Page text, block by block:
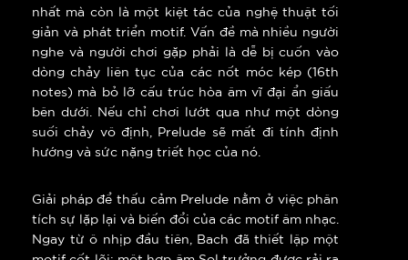
nhất mà còn là một kiệt tác của nghệ thuật tối
giản và phát triển motif. Vấn đề mà nhiều người
nghe và người chơi gặp phải là dễ bị cuốn vào
dòng chảy liên tục của các nốt móc kép (16th
notes) mà bỏ lỡ cấu trúc hòa âm vĩ đại ẩn giấu
bên dưới. Nếu chỉ chơi lướt qua như một dòng
suối chảy vô định, Prelude sẽ mất đi tính định
hướng và sức nặng triết học của nó.
Giải pháp để thấu cảm Prelude nằm ở việc phân
tích sự lặp lại và biến đổi của các motif âm nhạc.
Ngay từ ô nhịp đầu tiên, Bach đã thiết lập một